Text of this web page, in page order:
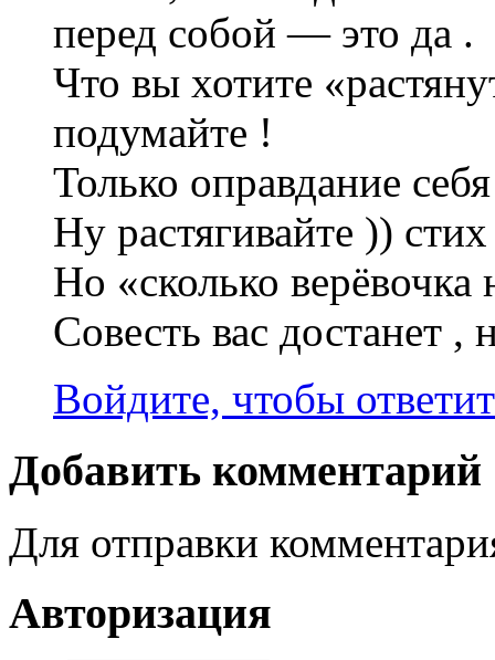
перед собой — это да .
Что вы хотите
подумайте !
Только оправдание
Ну растягивайте ))
Но «сколько верёвочка
Совесть вас достанет ,
Войдите, чтобы
Добавить комментарий
Для отправки
Авторизация